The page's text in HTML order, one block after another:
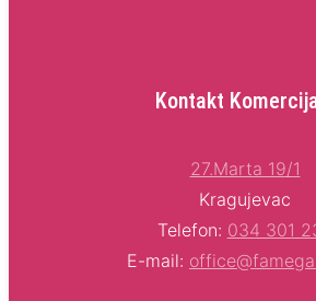
Kontakt
27.Marta 19/1
Kragujevac
Telefon: 034 301
E-mail: